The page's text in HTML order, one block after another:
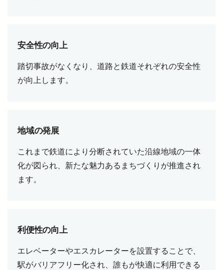
安全性の向上
踏切事故がなくなり、道路と鉄道それぞれの安全性
が向上します。
地域の発展
これまで鉄道により分断されていた沿線地域の一体
化が図られ、新たな魅力あるまちづくりが推進され
ます。
利便性の向上
エレベーターやエスカレーターを設置することで、
駅がバリアフリー化され、誰もが快適に利用できる